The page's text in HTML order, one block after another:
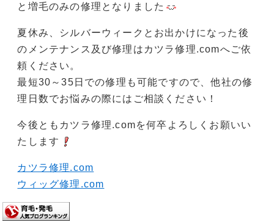
と増毛のみの修理となりました
夏休み、シルバーウィークとお出かけになった後
のメンテナンス及び修理はカツラ修理.comへご依
頼ください。
最短30～35日での修理も可能ですので、他社の修
理日数でお悩みの際にはご相談ください！
今後ともカツラ修理.comを何卒よろしくお願いい
たします
カツラ修理.com
ウィッグ修理.com